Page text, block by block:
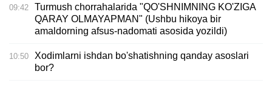
09:42
Turmush chorrahalarida "QO'SHNIMNING KO'ZIGA
QARAY OLMAYAPMAN" (Ushbu hikoya bir
amaldorning afsus-nadomati asosida yozildi)
10:50
Xodimlarni ishdan bo'shatishning qanday asoslari
bor?